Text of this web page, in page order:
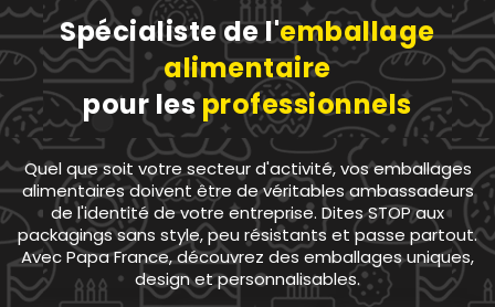
Spécialiste de l'emballage
alimentaire
pour lesprofessionnels
Quel que soit votre secteur d'activité, vos emballages
alimentaires doivent être de véritables ambassadeurs
de l'identité de votre entreprise. Dites STOP aux
packagings sans style, peu résistants et passe partout.
Avec Papa France, découvrez des emballages uniques,
design et personnalisables.